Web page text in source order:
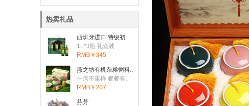
热卖礼品
西班牙进口 特级初..
1L*3瓶 礼盒装
RMB￥345
燕之坊有机杂粮粥料..
一周不重样 餐餐有..
RMB￥207
芬芳